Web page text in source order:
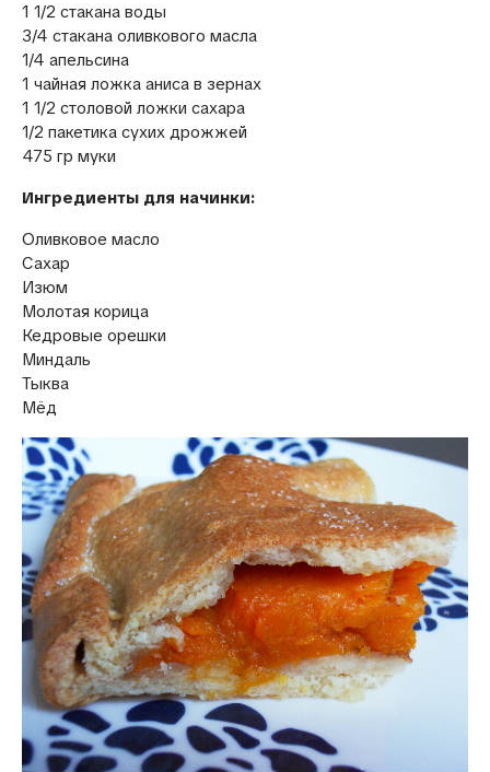
1 1/2 стакана воды
3/4 стакана оливкового масла
1/4 апельсина
1 чайная ложка аниса в зернах
1 1/2 столовой ложки сахара
1/2 пакетика сухих дрожжей
475 гр муки
Ингредиенты для начинки:
Оливковое масло
Сахар
Изюм
Молотая корица
Кедровые орешки
Миндаль
Тыква
Мёд